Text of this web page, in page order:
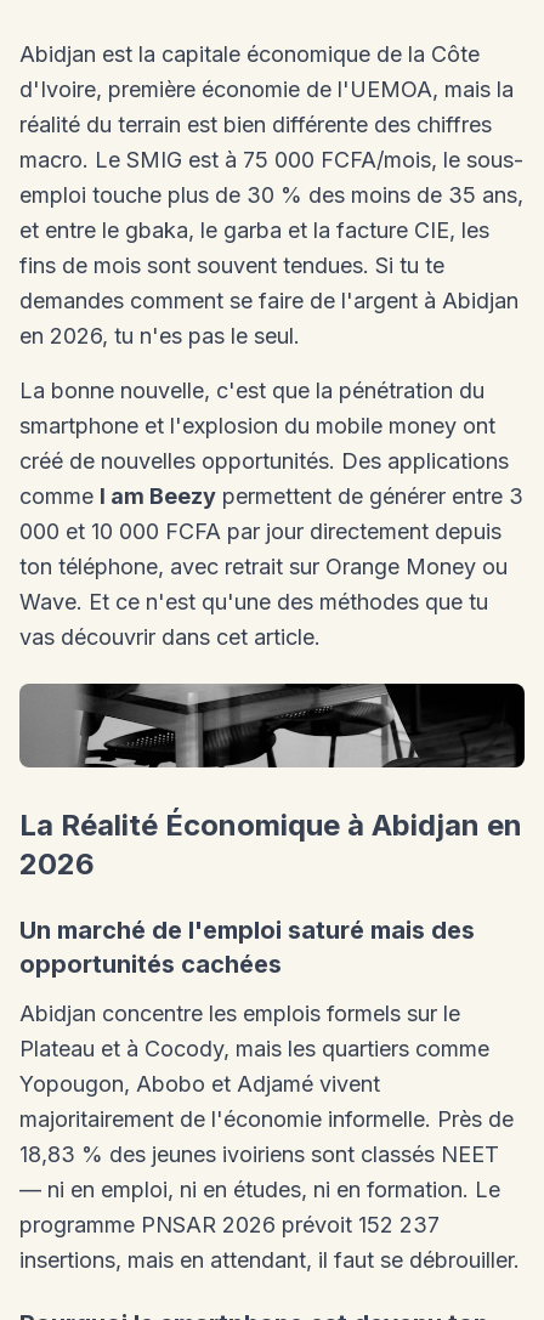
Abidjan est la capitale économique de la Côte
d'Ivoire, première économie de l'UEMOA, mais la
réalité du terrain est bien différente des chiffres
macro. Le SMIG est à 75 000 FCFA/mois, le sous-
emploi touche plus de 30 % des moins de 35 ans,
et entre le gbaka, le garba et la facture CIE, les
fins de mois sont souvent tendues. Si tu te
demandes comment se faire de l'argent à Abidjan
en 2026, tu n'es pas le seul.
La bonne nouvelle, c'est que la pénétration du
smartphone et l'explosion du mobile money ont
créé de nouvelles opportunités. Des applications
comme I am Beezy permettent de générer entre 3
000 et 10 000 FCFA par jour directement depuis
ton téléphone, avec retrait sur Orange Money ou
Wave. Et ce n'est qu'une des méthodes que tu
vas découvrir dans cet article.
La Réalité Économique à Abidjan en
2026
Un marché de l'emploi saturé mais des
opportunités cachées
Abidjan concentre les emplois formels sur le
Plateau et à Cocody, mais les quartiers comme
Yopougon, Abobo et Adjamé vivent
majoritairement de l'économie informelle. Près de
18,83 % des jeunes ivoiriens sont classés NEET
— ni en emploi, ni en études, ni en formation. Le
programme PNSAR 2026 prévoit 152 237
insertions, mais en attendant, il faut se débrouiller.